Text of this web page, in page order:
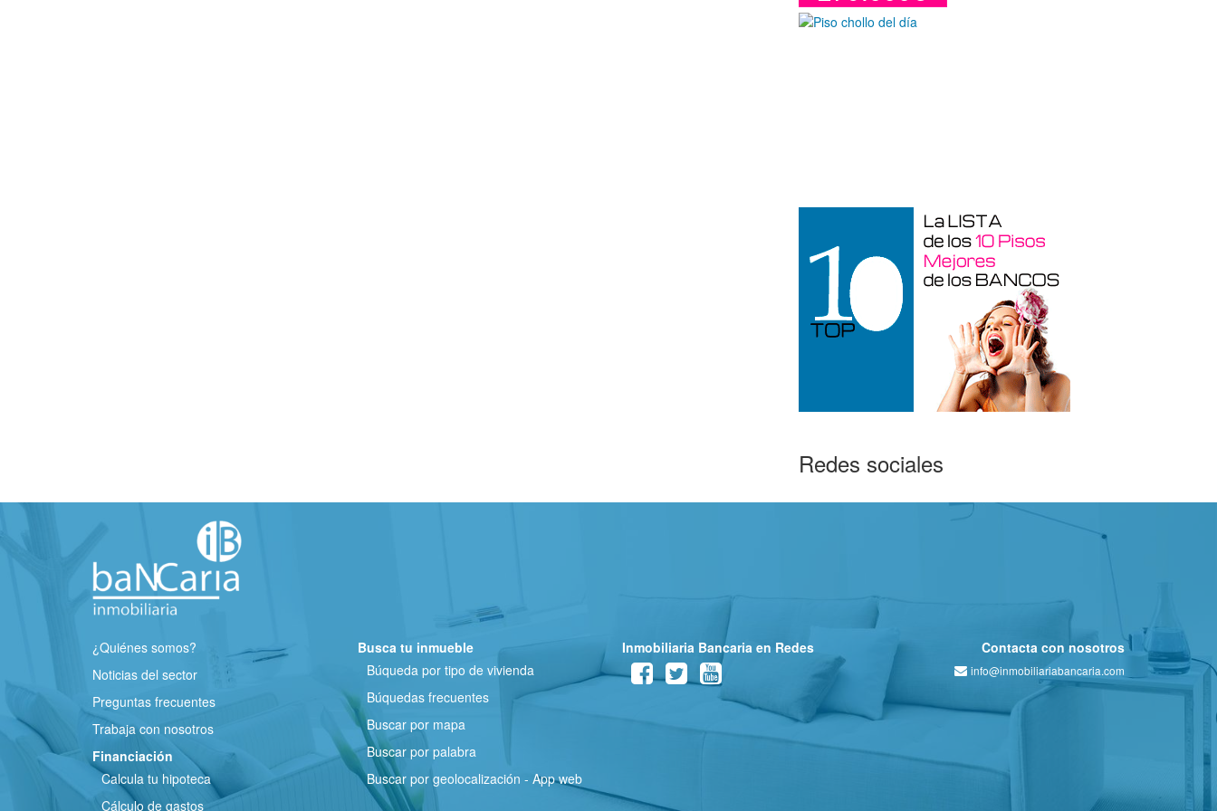
Redes sociales
¿Quiénes somos?
Noticias del sector
Preguntas frecuentes
Trabaja con nosotros
Financiación
Calcula tu hipoteca
Cálculo de gastos
Busca tu inmueble
Búqueda por tipo de vivienda
Búquedas frecuentes
Buscar por mapa
Buscar por palabra
Buscar por geolocalización - App web
Inmobiliaria Bancaria en Redes Contacta con nosotros
info@inmobiliariabancaria.com